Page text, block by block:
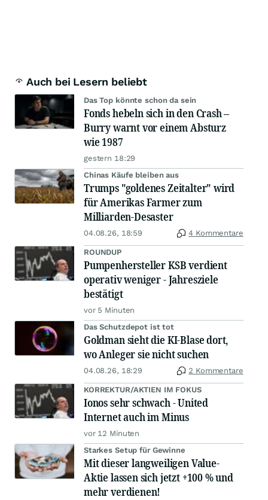
Auch bei Lesern beliebt
Das Top könnte schon da sein
Fonds hebeln sich in den Crash –
Burry warnt vor einem Absturz
wie 1987
gestern 18:29
Chinas Käufe bleiben aus
Trumps "goldenes Zeitalter" wird
für Amerikas Farmer zum
Milliarden-Desaster
04.08.26, 18:59 4 Kommentare
ROUNDUP
Pumpenhersteller KSB verdient
operativ weniger - Jahresziele
bestätigt
vor 5 Minuten
Das Schutzdepot ist tot
Goldman sieht die KI-Blase dort,
wo Anleger sie nicht suchen
04.08.26, 18:29 2 Kommentare
KORREKTUR/AKTIEN IM FOKUS
Ionos sehr schwach - United
Internet auch im Minus
vor 12 Minuten
Starkes Setup für Gewinne
Mit dieser langweiligen Value-
Aktie lassen sich jetzt +100 % und
mehr verdienen!